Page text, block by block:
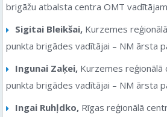
brigāžu atbalsta centra OMT
Sigitai Bleikšai, Kurzemes
punkta brigādes vadītājai – NM ārsta
Ingunai Zaķei, Kurzemes reģionālā
punkta brigādes vadītājai – NM ārsta
Ingai Ruhļdko, Rīgas reģionālā